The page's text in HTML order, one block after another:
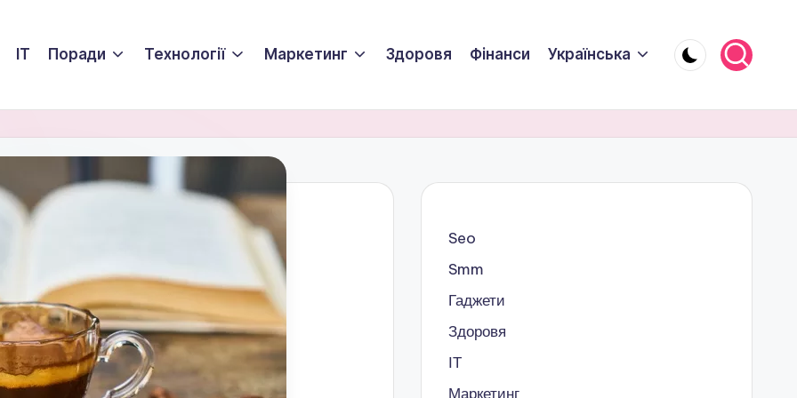
ІТ Поради Технології Маркетинг Здоровя Фінанси Українська
Seo
Smm
Гаджети
Здоровя
ІТ
Маркетинг